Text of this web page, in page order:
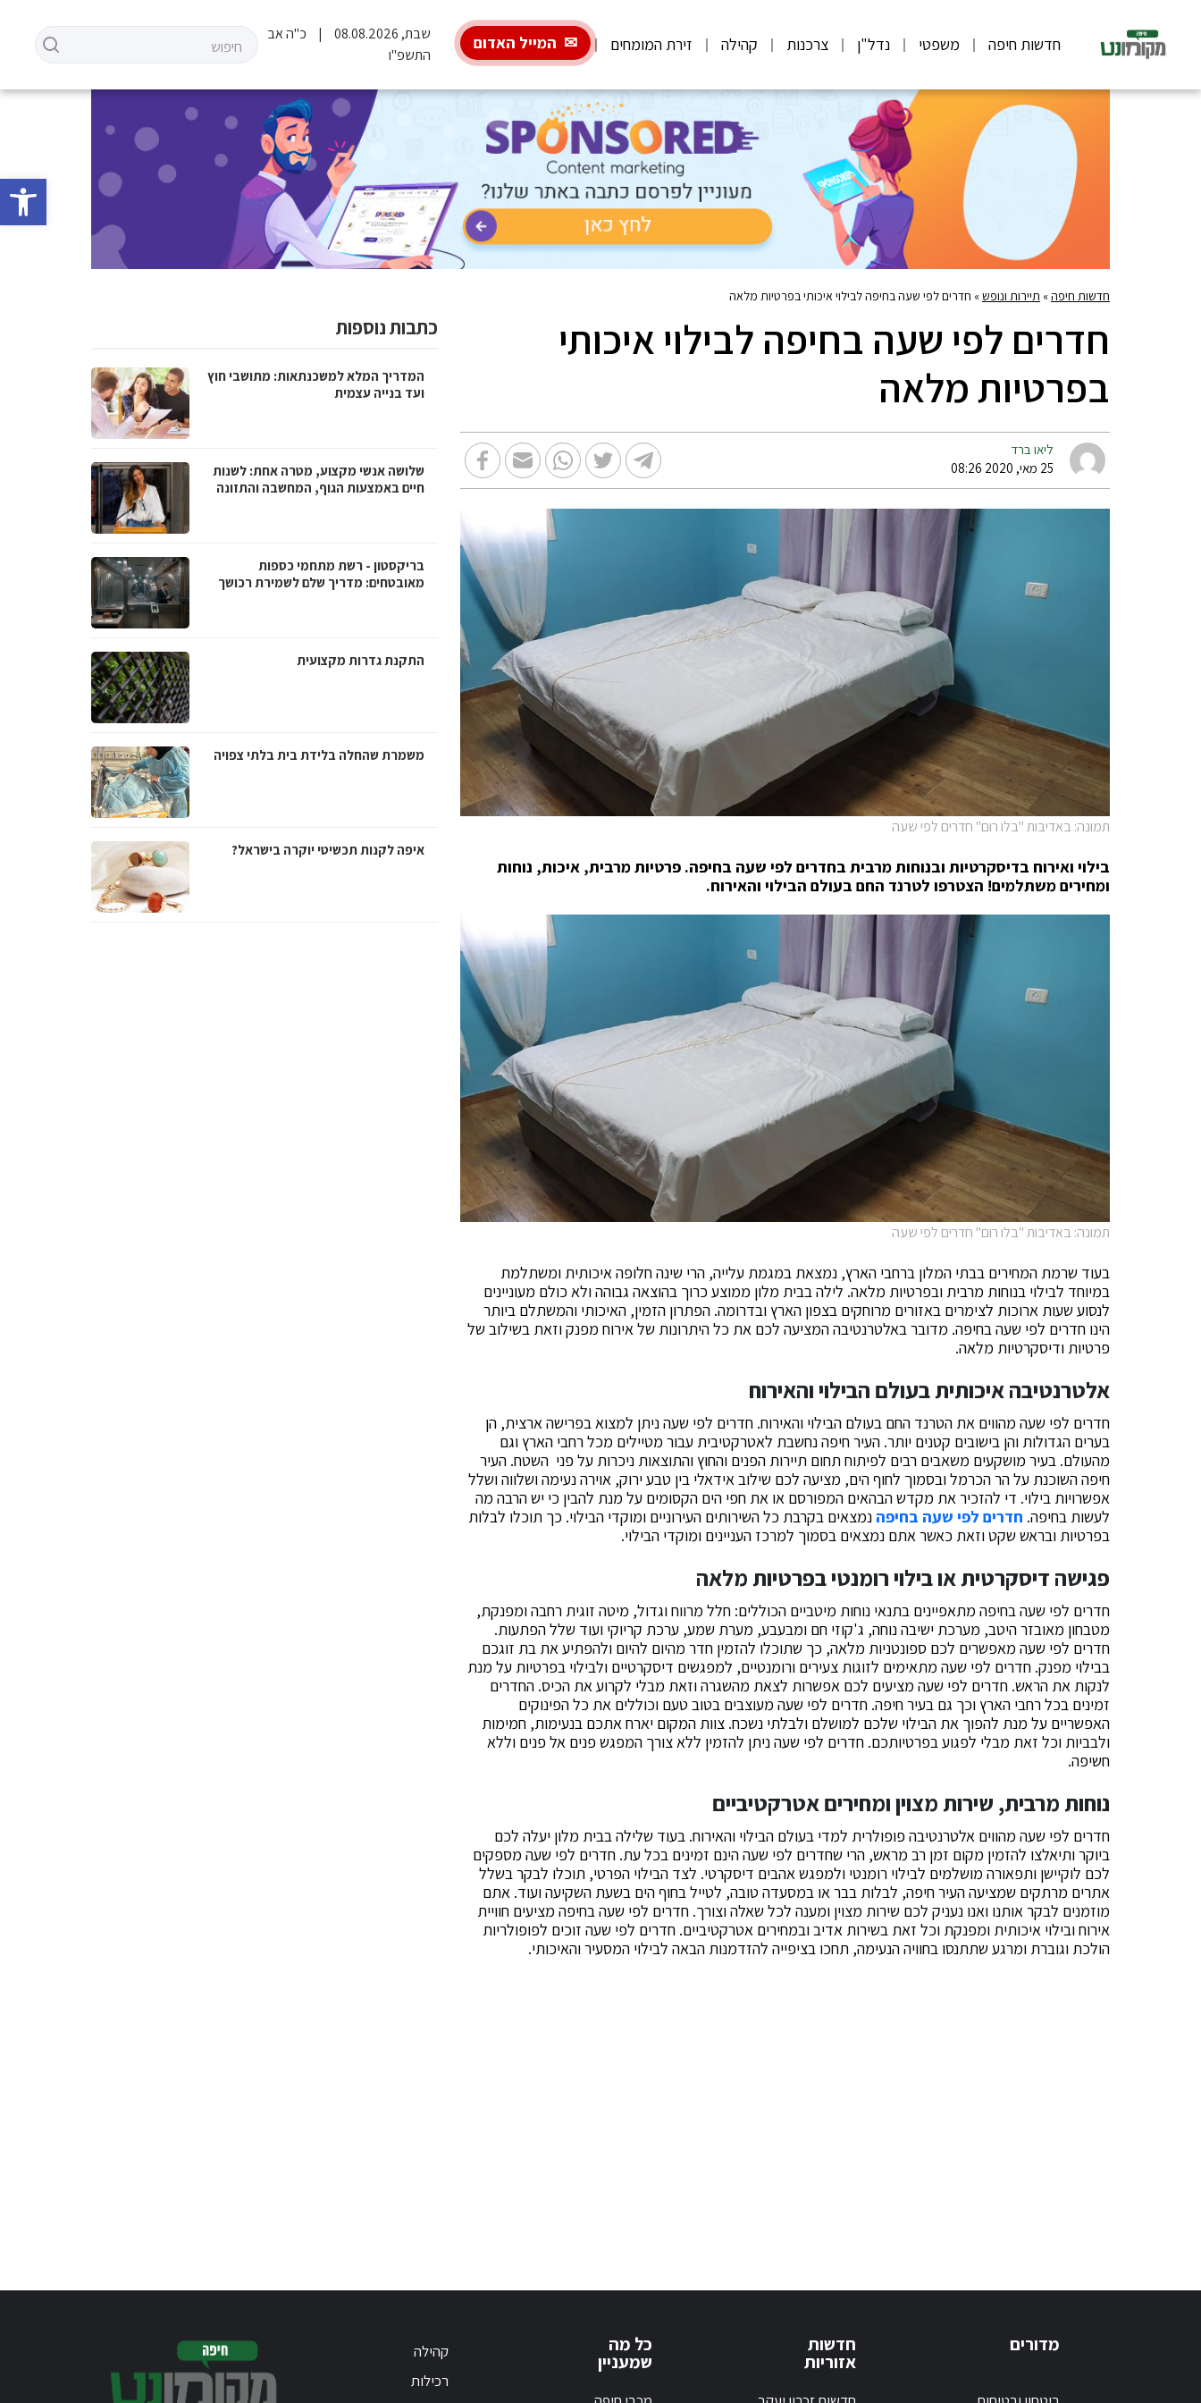
פתח
חדשות חיפה משפטי נדל"ן צרכנות קהילה זירת המומחים המייל האדום שבת, 08.08.2026
כ"ה אב
התשפ"ו
חדשות חיפה» תיירות ונופש» חדרים לפי שעה בחיפה לבילוי איכותי בפרטיות מלאה
חדרים לפי שעה בחיפה לבילוי איכותי
בפרטיות מלאה
ליאו ברד
25 מאי, 2020 08:26
תמונה: באדיבות "בלו רום" חדרים לפי שעה
בילוי ואירוח בדיסקרטיות ובנוחות מרבית בחדרים לפי שעה בחיפה. פרטיות מרבית, איכות, נוחות
ומחירים משתלמים! הצטרפו לטרנד החם בעולם הבילוי והאירוח.
תמונה: באדיבות "בלו רום" חדרים לפי שעה
בעוד שרמת המחירים בבתי המלון ברחבי הארץ, נמצאת במגמת עלייה, הרי שינה חלופה איכותית ומשתלמת
במיוחד לבילוי בנוחות מרבית ובפרטיות מלאה. לילה בבית מלון ממוצע כרוך בהוצאה גבוהה ולא כולם מעוניינים
לנסוע שעות ארוכות לצימרים באזורים מרוחקים בצפון הארץ ובדרומה. הפתרון הזמין, האיכותי והמשתלם ביותר
הינו חדרים לפי שעה בחיפה. מדובר באלטרנטיבה המציעה לכם את כל היתרונות של אירוח מפנק וזאת בשילוב של
פרטיות ודיסקרטיות מלאה.
אלטרנטיבה איכותית בעולם הבילוי והאירוח
חדרים לפי שעה מהווים את הטרנד החם בעולם הבילוי והאירוח. חדרים לפי שעה ניתן למצוא בפרישה ארצית, הן
בערים הגדולות והן בישובים קטנים יותר. העיר חיפה נחשבת לאטרקטיבית עבור מטיילים מכל רחבי הארץ וגם
מהעולם. בעיר מושקעים משאבים רבים לפיתוח תחום תיירות הפנים והחוץ והתוצאות ניכרות על פני השטח. העיר
חיפה השוכנת על הר הכרמל ובסמוך לחוף הים, מציעה לכם שילוב אידאלי בין טבע ירוק, אוירה נעימה ושלווה ושלל
אפשרויות בילוי. די להזכיר את מקדש הבהאים המפורסם או את חפי הים הקסומים על מנת להבין כי יש הרבה מה
לעשות בחיפה. חדרים לפי שעה בחיפה נמצאים בקרבת כל השירותים העירוניים ומוקדי הבילוי. כך תוכלו לבלות
בפרטיות ובראש שקט וזאת כאשר אתם נמצאים בסמוך למרכז העניינים ומוקדי הבילוי.
פגישה דיסקרטית או בילוי רומנטי בפרטיות מלאה
חדרים לפי שעה בחיפה מתאפיינים בתנאי נוחות מיטביים הכוללים: חלל מרווח וגדול, מיטה זוגית רחבה ומפנקת,
מטבחון מאובזר היטב, מערכת ישיבה נוחה, ג'קוזי חם ומבעבע, מערת שמע, ערכת קריוקי ועוד שלל הפתעות.
חדרים לפי שעה מאפשרים לכם ספונטניות מלאה, כך שתוכלו להזמין חדר מהיום להיום ולהפתיע את בת זוגכם
בבילוי מפנק. חדרים לפי שעה מתאימים לזוגות צעירים ורומנטיים, למפגשים דיסקרטיים ולבילוי בפרטיות על מנת
לנקות את הראש. חדרים לפי שעה מציעים לכם אפשרות לצאת מהשגרה וזאת מבלי לקרוע את הכיס. החדרים
זמינים בכל רחבי הארץ וכך גם בעיר חיפה. חדרים לפי שעה מעוצבים בטוב טעם וכוללים את כל הפינוקים
האפשריים על מנת להפוך את הבילוי שלכם למושלם ולבלתי נשכח. צוות המקום יארח אתכם בנעימות, חמימות
ולבביות וכל זאת מבלי לפגוע בפרטיותכם. חדרים לפי שעה ניתן להזמין ללא צורך המפגש פנים אל פנים וללא
חשיפה.
נוחות מרבית, שירות מצוין ומחירים אטרקטיביים
חדרים לפי שעה מהווים אלטרנטיבה פופולרית למדי בעולם הבילוי והאירוח. בעוד שלילה בבית מלון יעלה לכם
ביוקר ותיאלצו להזמין מקום זמן רב מראש, הרי שחדרים לפי שעה הינם זמינים בכל עת. חדרים לפי שעה מספקים
לכם לוקיישן ותפאורה מושלמים לבילוי רומנטי ולמפגש אהבים דיסקרטי. לצד הבילוי הפרטי, תוכלו לבקר בשלל
אתרים מרתקים שמציעה העיר חיפה, לבלות בבר או במסעדה טובה, לטייל בחוף הים בשעת השקיעה ועוד. אתם
מוזמנים לבקר אותנו ואנו נעניק לכם שירות מצוין ומענה לכל שאלה וצורך. חדרים לפי שעה בחיפה מציעים חוויית
אירוח ובילוי איכותית ומפנקת וכל זאת בשירות אדיב ובמחירים אטרקטיביים. חדרים לפי שעה זוכים לפופולריות
הולכת וגוברת ומרגע שתתנסו בחוויה הנעימה, תחכו בציפייה להזדמנות הבאה לבילוי המסעיר והאיכותי.
כתבות נוספות
המדריך המלא למשכנתאות: מתושבי חוץ
ועד בנייה עצמית
שלושה אנשי מקצוע, מטרה אחת: לשנות
חיים באמצעות הגוף, המחשבה והתזונה
בריקסטון - רשת מתחמי כספות
מאובטחים: מדריך שלם לשמירת רכושך
התקנת גדרות מקצועית
משמרת שהחלה בלידת בית בלתי צפויה
איפה לקנות תכשיטי יוקרה בישראל?
מדורים חדשות
אזוריות
כל מה
שמעניין
קהילה
רכילות